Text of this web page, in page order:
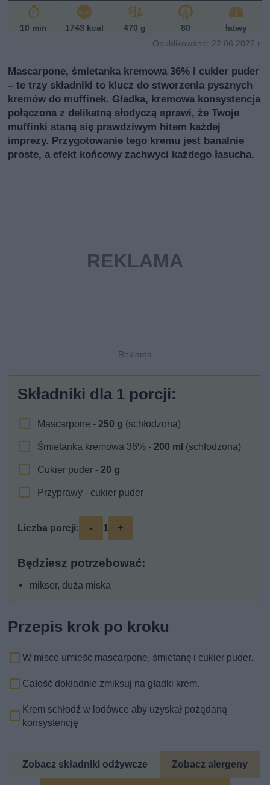
10 min 1743 kcal 470 g 80
łatwy
Opublikowano: 22.06.2022 r.
Mascarpone, śmietanka kremowa 36% i cukier puder
– te trzy składniki to klucz do stworzenia pysznych
kremów do muffinek. Gładka, kremowa konsystencja
połączona z delikatną słodyczą sprawi, że Twoje
muffinki staną się prawdziwym hitem każdej
imprezy. Przygotowanie tego kremu jest banalnie
proste, a efekt końcowy zachwyci każdego łasucha.
Składniki dla 1 porcji:
Mascarpone -250 g (schłodzona)
Śmietanka kremowa 36% -200 ml (schłodzona)
Cukier puder -20 g
Przyprawy - cukier puder
Liczba porcji: - 1 +
Będziesz potrzebować:
mikser, duża miska
Przepis krok po kroku
W misce umieść mascarpone, śmietanę i cukier puder.
Całość dokładnie zmiksuj na gładki krem.
Krem schłodź w lodówce aby uzyskał pożądaną
konsystencję
Zobacz składniki odżywcze Zobacz alergeny